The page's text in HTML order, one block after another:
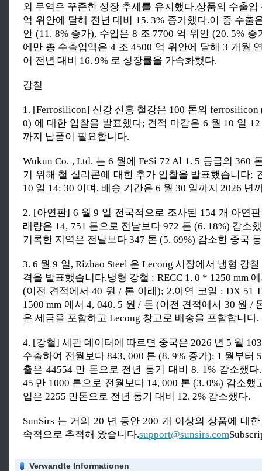
외 무역은 꾸준한 성장 추세를 유지했다.상품의 수출입
억 위안에 달해 전년 대비 15. 3% 증가했다.이 중 수출
안 (11. 8% 증가), 수입은 8 조 7700 억 위안 (20. 5%
에만 총 수출입액은 4 조 4500 억 위안에 달해 3 개월
어 전년 대비 16. 9% 로 성장률을 가속화했다.
강철
1. [Ferrosilicon] 신강 신흥 철강은 100 톤의 ferrosilicon
0) 에 대한 입찰을 발표했다; 견적 마감은 6 월 10 일
까지 납품이 필요합니다.
Wukun Co. , Ltd. 는 6 월에 FeSi 72 Al 1. 5 등급의 360
기 위해 철 실리콘에 대한 추가 입찰을 발표했습니다;
10 일 14: 30 이며, 배송 기간은 6 월 30 일까지 2026 년
2. [아연판] 6 월 9 일 전국적으로 조사된 154 개 아연
래량은 14, 751 톤으로 전날보다 972 톤 (6. 18%) 감소
기록한 지역은 전날보다 347 톤 (5. 69%) 감소한 중국
3. 6 월 9 일, Rizhao Steel 은 Lecong 시장에서 냉형 강
격을 발표했습니다.냉형 강철 : RECC 1. 0 * 1250 mm
(이전 견적에서 40 원 / 톤 아래); 2.아연 코일 : DX 51
1500 mm 에서 4, 040. 5 원 / 톤 (이전 견적에서 30 원 /
은 세금을 포함하고 Lecong 창고로 배송을 포함합니다.
4. [강철] 세관 데이터에 따르면 중국은 2026 년 5 월
수출하여 전월보다 843, 000 톤 (8. 9% 증가); 1 월부터
출은 44554 만 톤으로 전년 동기 대비 8. 1% 감소했
45 만 1000 톤으로 전월보다 14, 000 톤 (3. 0%) 감소했
입은 2255 만톤으로 전년 동기 대비 12. 2% 감소했다.
SunSirs 는 거의 20 년 동안 200 개 이상의 상품에 대
속적으로 추적해 왔습니다.support@sunsirs.com
Verwandte Informationen